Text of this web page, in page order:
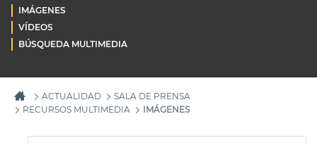
IMÁGENES
VÍDEOS
BÚSQUEDA MULTIMEDIA
ACTUALIDAD
SALA DE PRENSA
RECURSOS MULTIMEDIA
IMÁGENES